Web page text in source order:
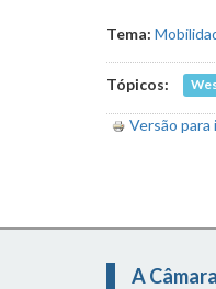
Tema:
Tópicos:
Versão para
A Câmara